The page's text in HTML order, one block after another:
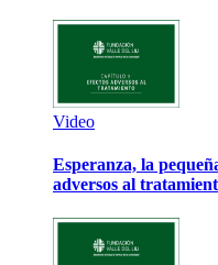
Video
Esperanza, la
adversos al